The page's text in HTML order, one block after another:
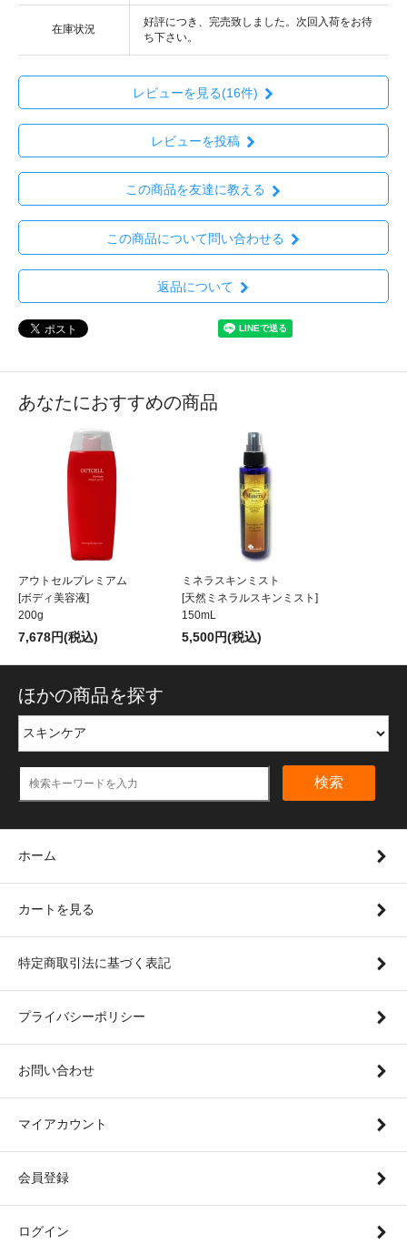
在庫状況
好評につき、完売致しました。次回入荷をお待
ち下さい。
レビューを見る(16件)
レビューを投稿
この商品を友達に教える
この商品について問い合わせる
返品について
あなたにおすすめの商品
アウトセルプレミアム
[ボディ美容液]
200g
7,678円(税込)
ミネラスキンミスト
[天然ミネラルスキンミスト]
150mL
5,500円(税込)
ほかの商品を探す
検索
ホーム
カートを見る
特定商取引法に基づく表記
プライバシーポリシー
お問い合わせ
マイアカウント
会員登録
ログイン